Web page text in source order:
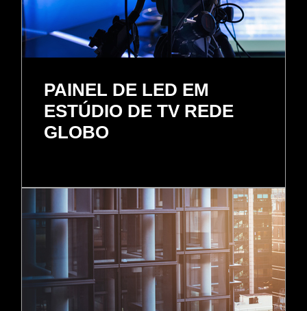
PAINEL DE LED EM
ESTÚDIO DE TV REDE
GLOBO